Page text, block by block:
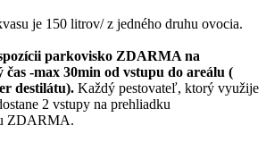
je 150 litrov/ z jedného druhu ovocia.
parkovisko ZDARMA na
-max 30min od vstupu do areálu (
destilátu). Každý pestovateľ, ktorý využije
2 vstupy na prehliadku
ZDARMA.